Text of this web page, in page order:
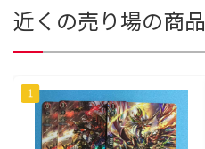
近くの売り場の商品